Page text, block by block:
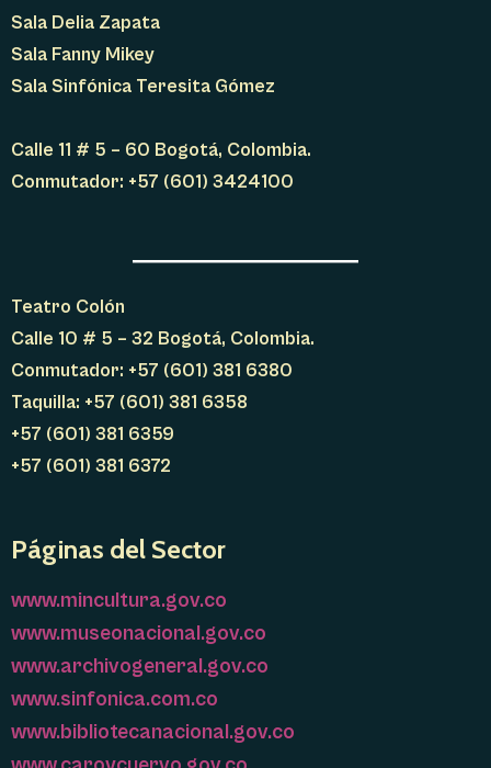
Sala Delia Zapata
Sala Fanny Mikey
Sala Sinfónica Teresita Gómez
Calle 11 # 5 – 60 Bogotá, Colombia.
Conmutador: +57 (601) 3424100
Teatro Colón
Calle 10 # 5 – 32 Bogotá, Colombia.
Conmutador: +57 (601) 381 6380
Taquilla: +57 (601) 381 6358
+57 (601) 381 6359
+57 (601) 381 6372
Páginas del Sector
www.mincultura.gov.co
www.museonacional.gov.co
www.archivogeneral.gov.co
www.sinfonica.com.co
www.bibliotecanacional.gov.co